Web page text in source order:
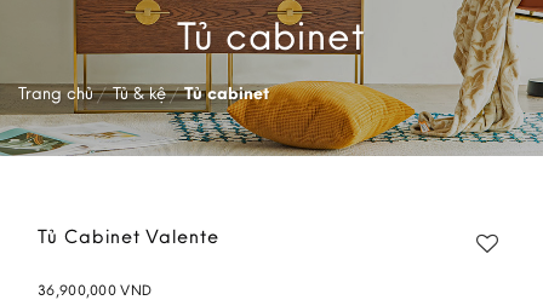
Tủ cabinet
Trang chủ / Tủ & kệ / Tủ cabinet
Tủ Cabinet Valente
36,900,000VND